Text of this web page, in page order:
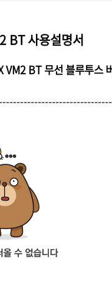
BT 사용설명서
VM2 BT 무선 블루투스